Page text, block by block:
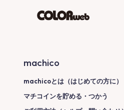
machico
machicoとは（はじめての方に）
マチコインを貯める・つかう